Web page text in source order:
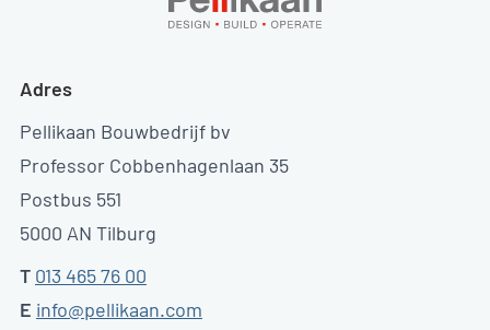
Adres
Pellikaan Bouwbedrijf bv
Professor Cobbenhagenlaan 35
Postbus 551
5000 AN Tilburg
T 013 465 76 00
E info@pellikaan.com